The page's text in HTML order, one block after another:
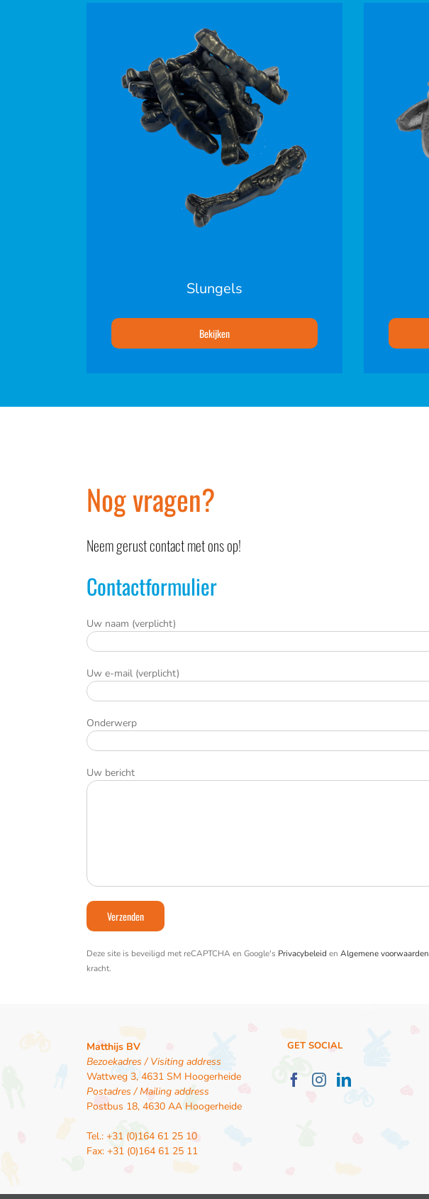
Slungels
Bekijken
Nog vragen?
Neem gerust contact met ons op!
Contactformulier
Uw naam (verplicht)
Uw e-mail (verplicht)
Onderwerp
Uw bericht
Deze site is beveiligd met reCAPTCHA en Google's Privacybeleid en Algemene voorwaarden
kracht.
Matthijs BV
Bezoekadres / Visiting address
Wattweg 3, 4631 SM Hoogerheide
Postadres / Mailing address
Postbus 18, 4630 AA Hoogerheide
Tel.: +31 (0)164 61 25 10
Fax: +31 (0)164 61 25 11
GET SOCIAL